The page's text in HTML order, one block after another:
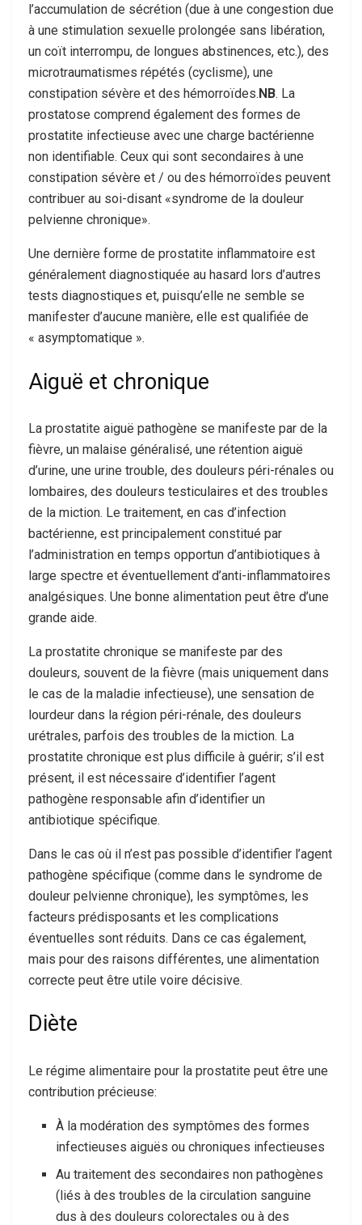
l’accumulation de sécrétion (due à une congestion due
à une stimulation sexuelle prolongée sans libération,
un coït interrompu, de longues abstinences, etc.), des
microtraumatismes répétés (cyclisme), une
constipation sévère et des hémorroïdes.NB. La
prostatose comprend également des formes de
prostatite infectieuse avec une charge bactérienne
non identifiable. Ceux qui sont secondaires à une
constipation sévère et / ou des hémorroïdes peuvent
contribuer au soi-disant «syndrome de la douleur
pelvienne chronique».
Une dernière forme de prostatite inflammatoire est
généralement diagnostiquée au hasard lors d’autres
tests diagnostiques et, puisqu’elle ne semble se
manifester d’aucune manière, elle est qualifiée de
« asymptomatique ».
Aiguë et chronique
La prostatite aiguë pathogène se manifeste par de la
fièvre, un malaise généralisé, une rétention aiguë
d’urine, une urine trouble, des douleurs péri-rénales ou
lombaires, des douleurs testiculaires et des troubles
de la miction. Le traitement, en cas d’infection
bactérienne, est principalement constitué par
l’administration en temps opportun d’antibiotiques à
large spectre et éventuellement d’anti-inflammatoires
analgésiques. Une bonne alimentation peut être d’une
grande aide.
La prostatite chronique se manifeste par des
douleurs, souvent de la fièvre (mais uniquement dans
le cas de la maladie infectieuse), une sensation de
lourdeur dans la région péri-rénale, des douleurs
urétrales, parfois des troubles de la miction. La
prostatite chronique est plus difficile à guérir; s’il est
présent, il est nécessaire d’identifier l’agent
pathogène responsable afin d’identifier un
antibiotique spécifique.
Dans le cas où il n’est pas possible d’identifier l’agent
pathogène spécifique (comme dans le syndrome de
douleur pelvienne chronique), les symptômes, les
facteurs prédisposants et les complications
éventuelles sont réduits. Dans ce cas également,
mais pour des raisons différentes, une alimentation
correcte peut être utile voire décisive.
Diète
Le régime alimentaire pour la prostatite peut être une
contribution précieuse:
À la modération des symptômes des formes
infectieuses aiguës ou chroniques infectieuses
Au traitement des secondaires non pathogènes
(liés à des troubles de la circulation sanguine
dus à des douleurs colorectales ou à des